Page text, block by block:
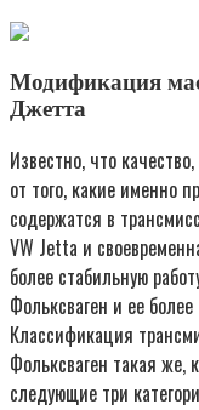
Модификация
Джетта
Известно, что
от того, какие именно
содержатся в
VW Jetta и
более стабильную
Фольксваген и ее
Классификация
Фольксваген такая же,
следующие три